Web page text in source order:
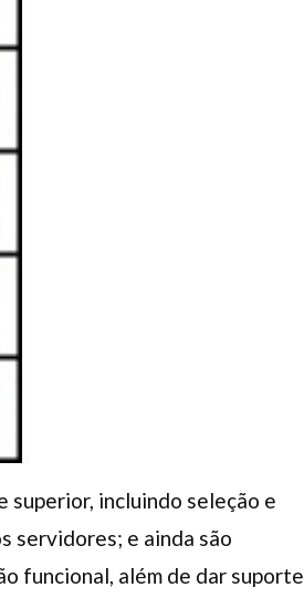
superior, incluindo seleção e
servidores; e ainda são
funcional, além de dar suporte